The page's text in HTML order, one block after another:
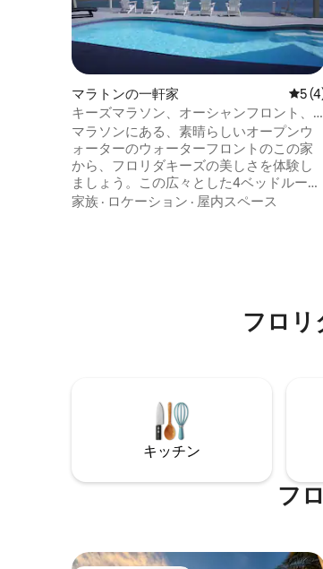
マラトンの一軒家 レビ
5
キーズマラソン、オーシャンフロント、4
ベッドルーム、3.5バスルーム、プール付
きの宿泊施設。
マラソンにある、素晴らしいオープンウ
ォーターのウォーターフロントのこの家
から、フロリダキーズの美しさを体験し
ましょう。この広々とした4ベッドルー
ム、3.5バスルームの隠れ家的な宿泊先か
合は、ボートの洗浄やエンジンのフラッ
シングに使える淡水ホースが備わった21
家族 · ロケーション · 屋内スペース
フロリ
キッチン
フ